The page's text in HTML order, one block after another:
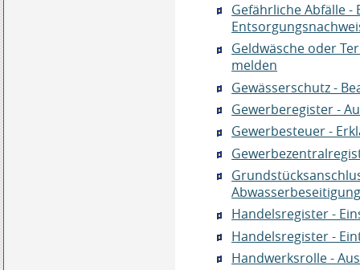
Gefährliche Abfälle -
Geldwäsche oder
melden
Gewässerschutz -
Gewerberegister -
Gewerbesteuer -
Handelsregister -
Handelsregister -
Handwerksrolle -